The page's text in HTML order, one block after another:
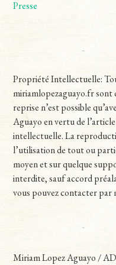
Presse
Propriété Intellectuelle:
miriamlopezaguayo.fr sont
reprise n’est possible
Aguayo en vertu de
intellectuelle. La
l’utilisation de tout ou
moyen et sur quelque
interdite, sauf accord
vous pouvez contacter par
Miriam Lopez Aguayo /